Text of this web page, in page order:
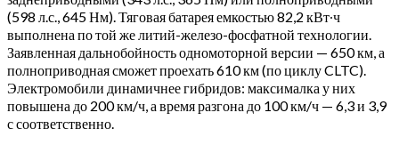
(598 л.с., 645 Нм). Тяговая батарея емкостью 82,2 кВт∙ч
выполнена по той же литий-железо-фосфатной технологии.
Заявленная дальнобойность одномоторной версии — 650 км, а
полноприводная сможет проехать 610 км (по циклу CLTC).
Электромобили динамичнее гибридов: максималка у них
повышена до 200 км/ч, а время разгона до 100 км/ч — 6,3 и 3,9
с соответственно.